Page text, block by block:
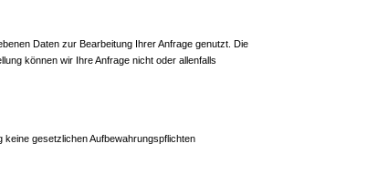
Daten zur Bearbeitung Ihrer Anfrage genutzt. Die
können wir Ihre Anfrage nicht oder allenfalls
gesetzlichen Aufbewahrungspflichten